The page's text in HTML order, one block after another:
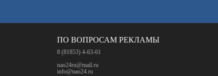
ПО ВОПРОСАМ РЕКЛАМЫ
8 (81853) 4-63-61
nao24ru@mail.ru
info@nao24.ru